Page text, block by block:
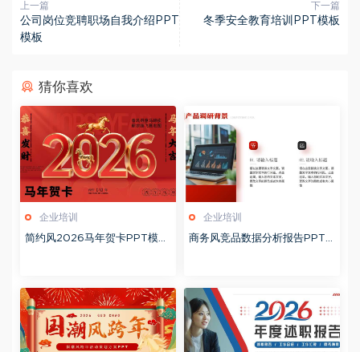
上一篇
公司岗位竞聘职场自我介绍PPT
模板
下一篇
冬季安全教育培训PPT模板
猜你喜欢
企业培训
简约风2026马年贺卡PPT模板
企业培训
商务风竞品数据分析报告PPT